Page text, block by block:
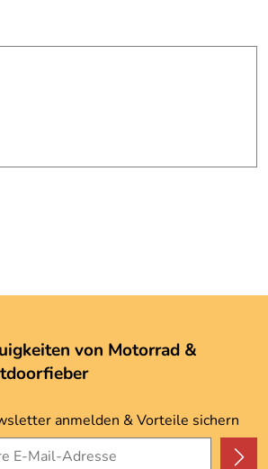
von Motorrad &
anmelden & Vorteile sichern